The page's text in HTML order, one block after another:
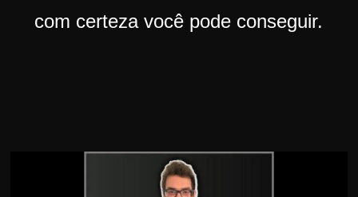
com certeza você pode conseguir.